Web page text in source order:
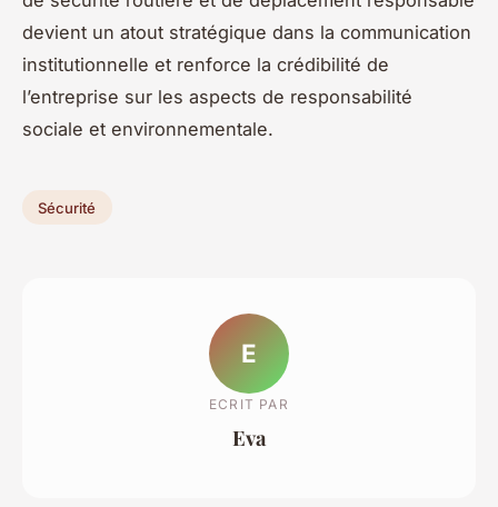
devient un atout stratégique dans la communication
institutionnelle et renforce la crédibilité de
l’entreprise sur les aspects de responsabilité
sociale et environnementale.
Sécurité
E
ECRIT PAR
Eva